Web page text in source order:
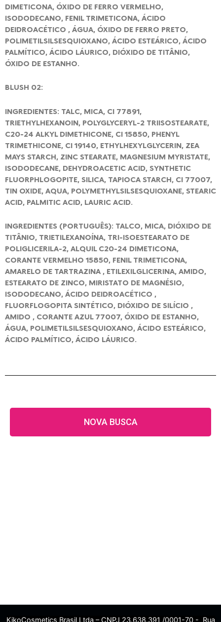
DIMETICONA, ÓXIDO DE FERRO VERMELHO,
ISODODECANO, FENIL TRIMETICONA, ÁCIDO
DEIDROACÉTICO , ÁGUA, ÓXIDO DE FERRO PRETO,
POLIMETILSILSESQUIOXANO, ÁCIDO ESTEÁRICO, ÁCIDO
PALMÍTICO, ÁCIDO LÁURICO, DIÓXIDO DE TITÂNIO,
ÓXIDO DE ESTANHO.
BLUSH 02:
INGREDIENTES: TALC, MICA, CI 77891,
TRIETHYLHEXANOIN, POLYGLYCERYL-2 TRIISOSTEARATE,
C20-24 ALKYL DIMETHICONE, CI 15850, PHENYL
TRIMETHICONE, CI 19140, ETHYLHEXYLGLYCERIN, ZEA
MAYS STARCH, ZINC STEARATE, MAGNESIUM MYRISTATE,
ISODODECANE, DEHYDROACETIC ACID, SYNTHETIC
FLUORPHLOGOPITE, SILICA, TAPIOCA STARCH, CI 77007,
TIN OXIDE, AQUA, POLYMETHYLSILSESQUIOXANE, STEARIC
ACID, PALMITIC ACID, LAURIC ACID.
INGREDIENTES (PORTUGUÊS): TALCO, MICA, DIÓXIDO DE
TITÂNIO, TRIETILEXANOÍNA, TRI-ISOESTEARATO DE
POLIGLICERILA-2, ALQUIL C20-24 DIMETICONA,
CORANTE VERMELHO 15850, FENIL TRIMETICONA,
AMARELO DE TARTRAZINA , ETILEXILGLICERINA, AMIDO,
ESTEARATO DE ZINCO, MIRISTATO DE MAGNÉSIO,
ISODODECANO, ÁCIDO DEIDROACÉTICO ,
FLUORFLOGOPITA SINTÉTICO, DIÓXIDO DE SILÍCIO ,
AMIDO , CORANTE AZUL 77007, ÓXIDO DE ESTANHO,
ÁGUA, POLIMETILSILSESQUIOXANO, ÁCIDO ESTEÁRICO,
ÁCIDO PALMÍTICO, ÁCIDO LÁURICO.
NOVA BUSCA
KikoCosmetics Brasil Ltda – CNPJ 23.638.391 /0001-70 - Rua